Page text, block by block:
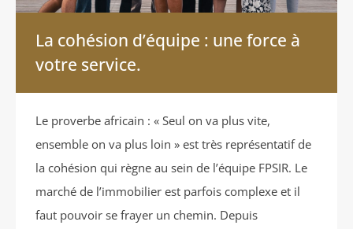
La cohésion d’équipe : une force à
votre service.
Le proverbe africain : « Seul on va plus vite,
ensemble on va plus loin » est très représentatif de
la cohésion qui règne au sein de l’équipe FPSIR. Le
marché de l’immobilier est parfois complexe et il
faut pouvoir se frayer un chemin. Depuis